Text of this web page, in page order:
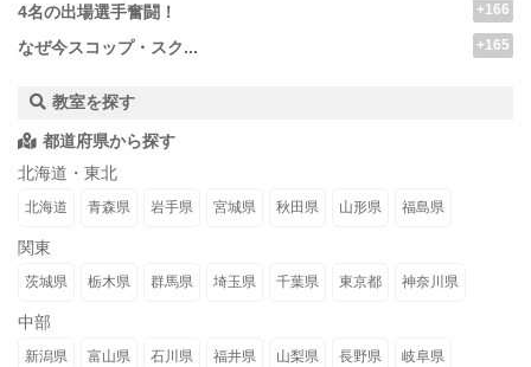
4名の出場選手奮闘！ +166
なぜ今スコップ・スク... +165
教室を探す
都道府県から探す
北海道・東北
北海道 青森県 岩手県 宮城県 秋田県 山形県 福島県
関東
茨城県 栃木県 群馬県 埼玉県 千葉県 東京都 神奈川県
中部
新潟県 富山県 石川県 福井県 山梨県 長野県 岐阜県